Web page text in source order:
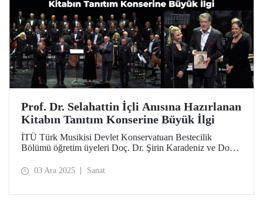
Prof. Dr. Selahattin İçli Anısına Hazırlanan
Kitabın Tanıtım Konserine Büyük İlgi
İTÜ Türk Musikisi Devlet Konservatuarı Bestecilik
Bölümü öğretim üyeleri Doç. Dr. Şirin Karadeniz ve Doç.
Selahattin İçli’nin eserlerinin analizini içeren “Güneşin
03 Ara 2025 Sanat